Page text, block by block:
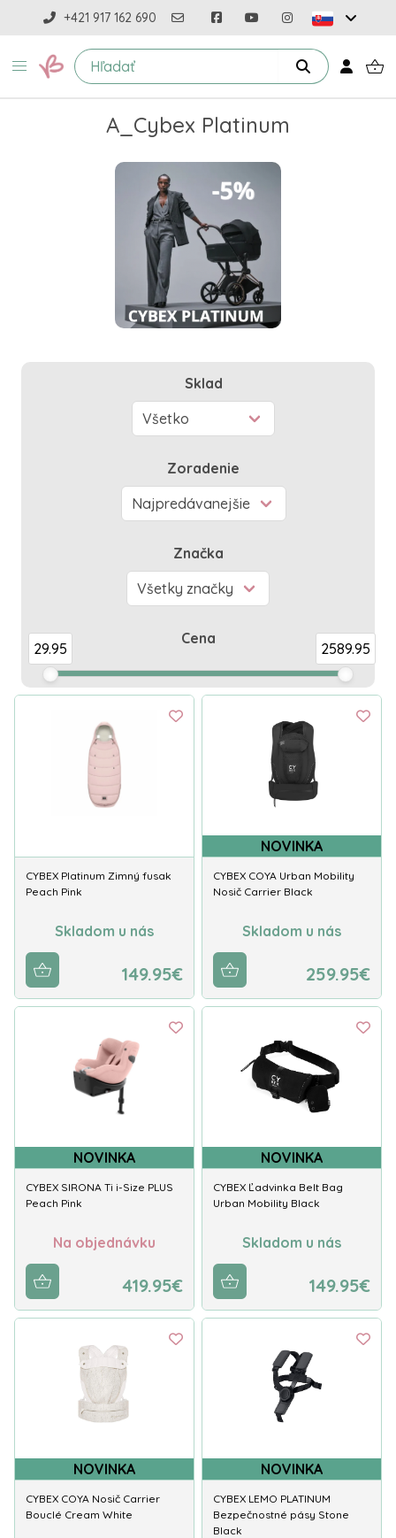
+421 917 162 690
A_Cybex Platinum
Sklad
Zoradenie
Značka
Cena
29.95 2589.95
CYBEX Platinum Zimný fusak
Peach Pink
Skladom u nás
149.95€
NOVINKA
CYBEX COYA Urban Mobility
Nosič Carrier Black
Skladom u nás
259.95€
NOVINKA
CYBEX SIRONA Ti i-Size PLUS
Peach Pink
Na objednávku
419.95€
NOVINKA
CYBEX Ľadvinka Belt Bag
Urban Mobility Black
Skladom u nás
149.95€
NOVINKA
CYBEX COYA Nosič Carrier
Bouclé Cream White
NOVINKA
CYBEX LEMO PLATINUM
Bezpečnostné pásy Stone
Black